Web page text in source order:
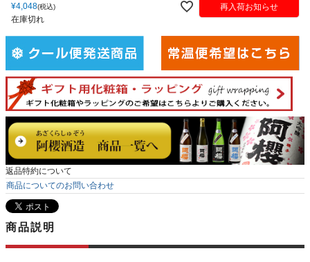
¥4,048 税込
在庫切れ
再入荷お知らせ
返品特約について
商品についてのお問い合わせ
商品説明